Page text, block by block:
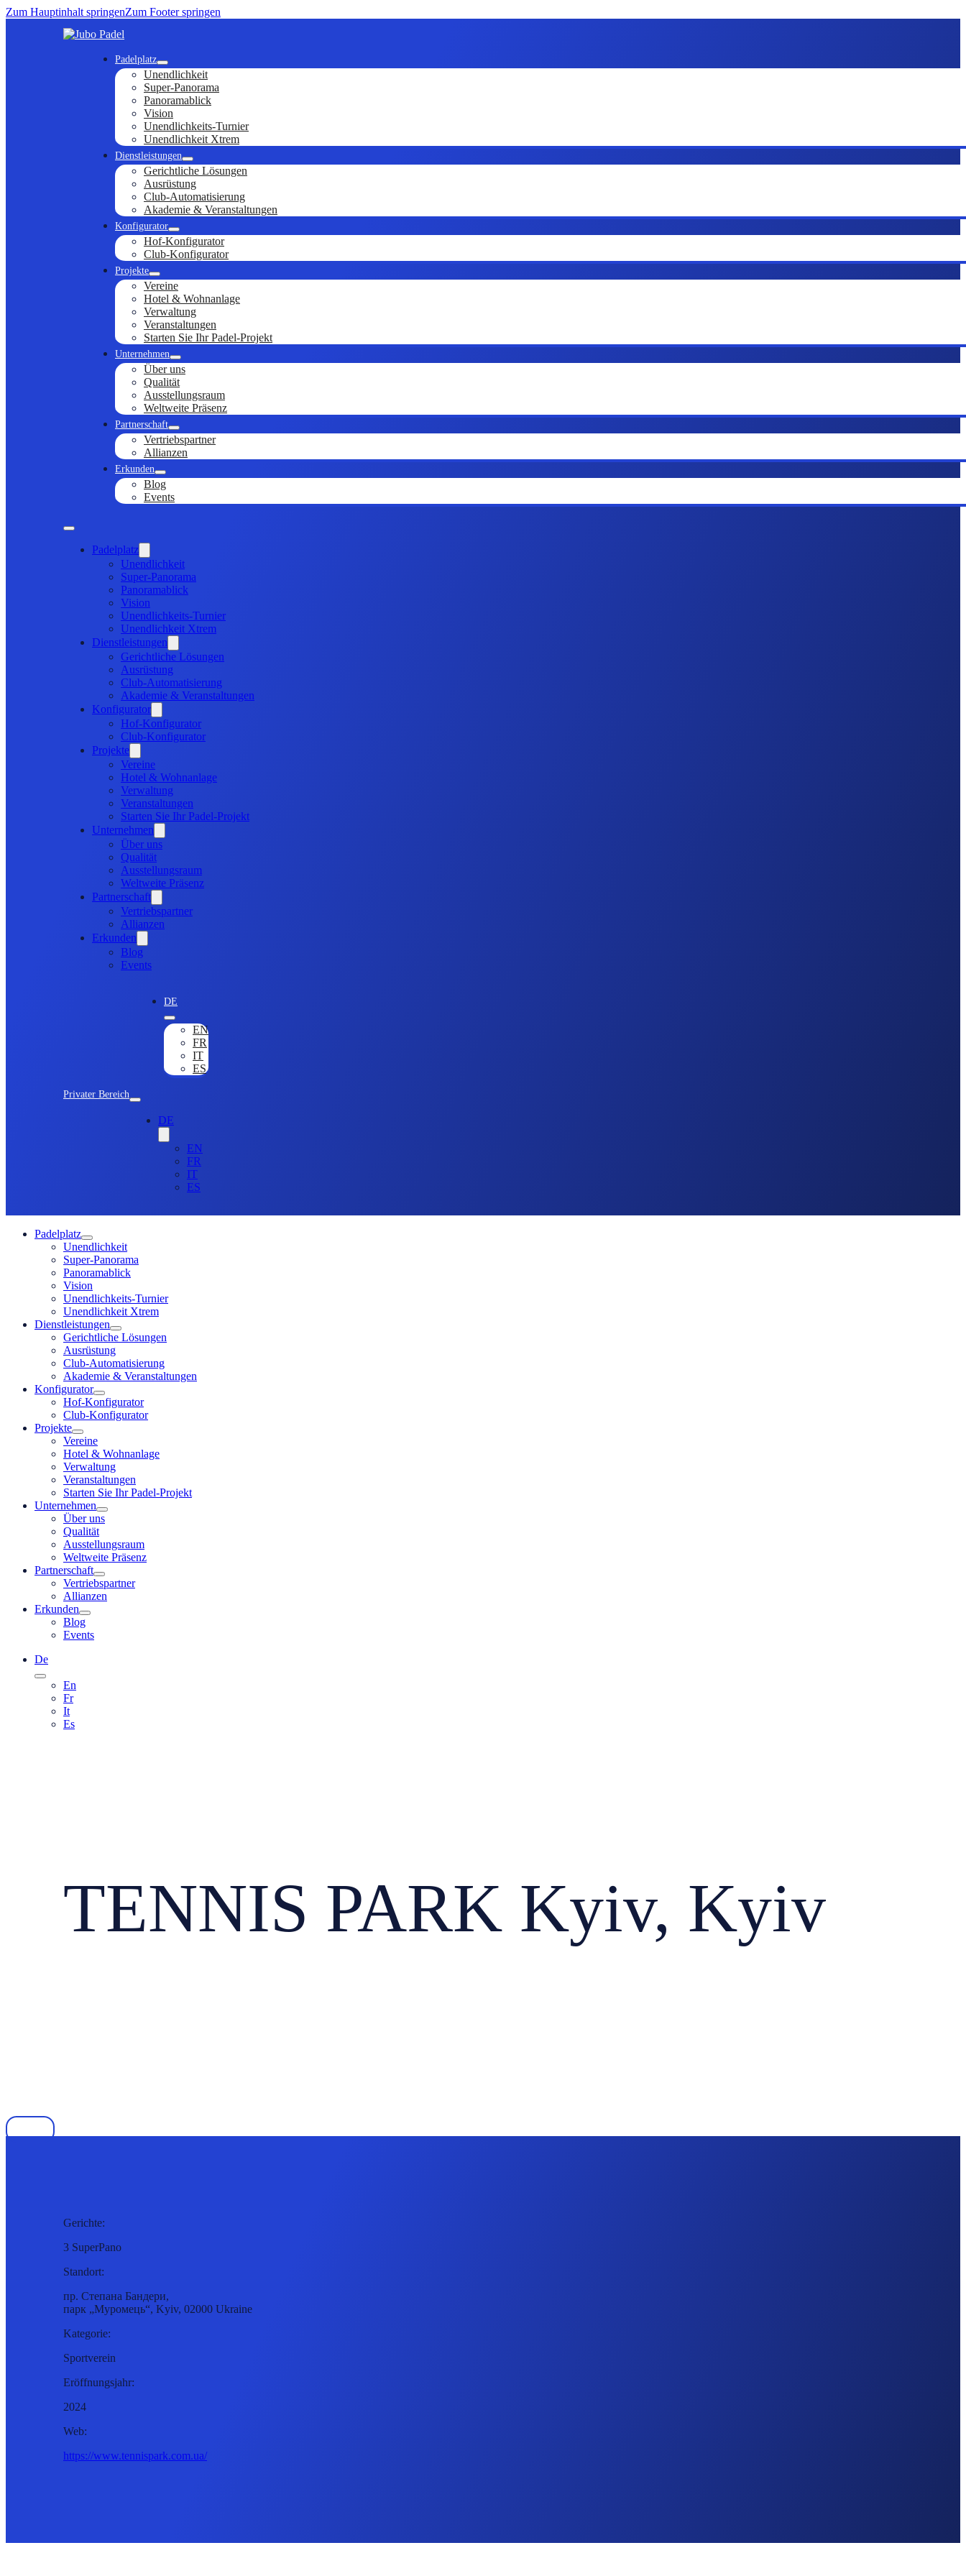
Zum Hauptinhalt springenZum Footer springen
Padelplatz
Unendlichkeit
Super-Panorama
Panoramablick
Vision
Unendlichkeits-Turnier
Unendlichkeit Xtrem
Dienstleistungen
Gerichtliche Lösungen
Ausrüstung
Club-Automatisierung
Akademie & Veranstaltungen
Konfigurator
Hof-Konfigurator
Club-Konfigurator
Projekte
Vereine
Hotel & Wohnanlage
Verwaltung
Veranstaltungen
Starten Sie Ihr Padel-Projekt
Unternehmen
Über uns
Qualität
Ausstellungsraum
Weltweite Präsenz
Partnerschaft
Vertriebspartner
Allianzen
Erkunden
Blog
Events
Padelplatz
Unendlichkeit
Super-Panorama
Panoramablick
Vision
Unendlichkeits-Turnier
Unendlichkeit Xtrem
Dienstleistungen
Gerichtliche Lösungen
Ausrüstung
Club-Automatisierung
Akademie & Veranstaltungen
Konfigurator
Hof-Konfigurator
Club-Konfigurator
Projekte
Vereine
Hotel & Wohnanlage
Verwaltung
Veranstaltungen
Starten Sie Ihr Padel-Projekt
Unternehmen
Über uns
Qualität
Ausstellungsraum
Weltweite Präsenz
Partnerschaft
Vertriebspartner
Allianzen
Erkunden
Blog
Events
Privater Bereich
DE
EN
FR
IT
ES
DE
EN
FR
IT
ES
Padelplatz
Unendlichkeit
Super-Panorama
Panoramablick
Vision
Unendlichkeits-Turnier
Unendlichkeit Xtrem
Dienstleistungen
Gerichtliche Lösungen
Ausrüstung
Club-Automatisierung
Akademie & Veranstaltungen
Konfigurator
Hof-Konfigurator
Club-Konfigurator
Projekte
Vereine
Hotel & Wohnanlage
Verwaltung
Veranstaltungen
Starten Sie Ihr Padel-Projekt
Unternehmen
Über uns
Qualität
Ausstellungsraum
Weltweite Präsenz
Partnerschaft
Vertriebspartner
Allianzen
Erkunden
Blog
Events
De
En
Fr
It
Es
TENNIS PARK Kyiv, Kyiv
Gerichte:
3 SuperPano
Standort:
пр. Степана Бандери,
парк „Муромець“, Kyiv, 02000 Ukraine
Kategorie:
Sportverein
Eröffnungsjahr:
2024
Web:
https://www.tennispark.com.ua/